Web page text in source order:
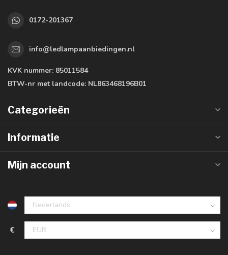
0172-201367
info@ledlampaanbiedingen.nl
KVK nummer: 85011584
BTW-nr met landcode: NL863468196B01
Categorieën
Informatie
Mijn account
€